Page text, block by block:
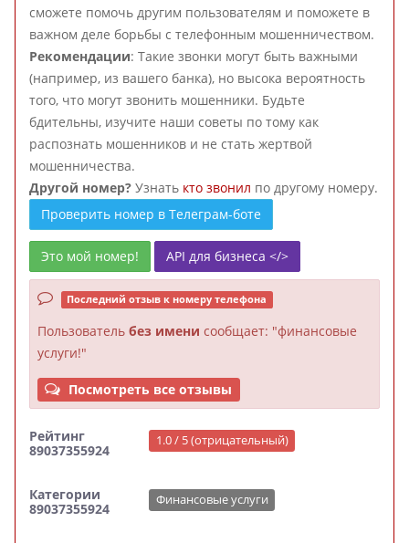
сможете помочь другим пользователям и поможете в
важном деле борьбы с телефонным мошенничеством.
Рекомендации: Такие звонки могут быть важными
(например, из вашего банка), но высока вероятность
того, что могут звонить мошенники. Будьте
бдительны, изучите наши советы по тому как
распознать мошенников и не стать жертвой
мошенничества.
Другой номер? Узнать кто звонил по другому номеру.
Проверить номер в Телеграм-боте
Это мой номер! API для бизнеса </>
Последний отзыв к номеру телефона
Пользователь без имени сообщает: "финансовые
услуги!"
Посмотреть все отзывы
Рейтинг
89037355924
1.0 / 5 (отрицательный)
Категории
89037355924
Финансовые услуги